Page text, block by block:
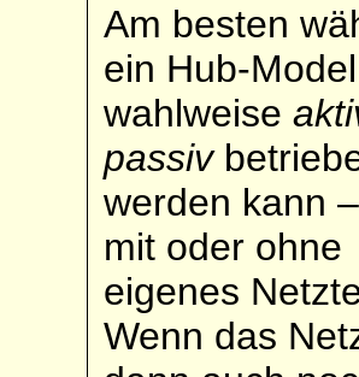
Am besten
ein Hub-
wahlweise
passiv
werden kann
mit oder ohne
eigenes
Wenn das